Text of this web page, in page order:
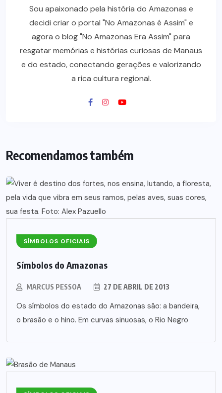
Sou apaixonado pela história do Amazonas e
decidi criar o portal "No Amazonas é Assim" e
agora o blog "No Amazonas Era Assim" para
resgatar memórias e histórias curiosas de Manaus
e do estado, conectando gerações e valorizando
a rica cultura regional.
Recomendamos também
SÍMBOLOS OFICIAIS
Símbolos do Amazonas
MARCUS PESSOA 27 DE ABRIL DE 2013
Os símbolos do estado do Amazonas são: a bandeira,
o brasão e o hino. Em curvas sinuosas, o Rio Negro